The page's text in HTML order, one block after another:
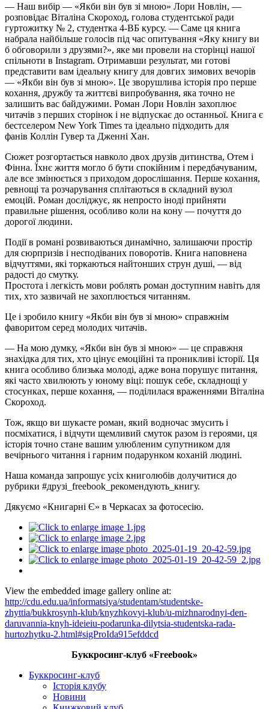
— Наш вибір — «Якби він був зі мною» Лори Новлін, —
розповідає Віталіна Скороход, голова студентської ради
гуртожитку № 2, студентка 4-ВБ курсу. — Саме ця книга
набрала найбільше голосів під час опитування «Яку книгу ви
б обговорили з друзями?», яке ми провели на сторінці нашої
спільноти в Instagram. Отримавши результат, ми готові
представити вам ідеальну книгу для довгих зимових вечорів
— «Якби він був зі мною». Це зворушлива історія про перше
кохання, дружбу та життєві випробування, яка точно не
залишить вас байдужими. Роман Лори Новлін захоплює
читачів з перших сторінок і не відпускає до останньої. Книга є
бестселером New York Times та ідеально підходить для
фанів Коллін Гувер та Дженні Хан.
Сюжет розгортається навколо двох друзів дитинства, Отем і
Фінна. Їхнє життя могло б бути спокійним і передбачуваним,
але все змінюється з приходом дорослішання. Перше кохання,
ревнощі та розчарування сплітаються в складний вузол
емоцій. Роман досліджує, як непросто іноді прийняти
правильне рішення, особливо коли на кону — почуття до
дорогої людини.
Події в романі розвиваються динамічно, залишаючи простір
для сюрпризів і несподіваних поворотів. Книга наповнена
відчуттями, які торкаються найтонших струн душі, — від
радості до смутку.
Простота і легкість мови роблять роман доступним навіть для
тих, хто зазвичай не захоплюється читанням.
Це і зробило книгу «Якби він був зі мною» справжнім
фаворитом серед молодих читачів.
— На мою думку, «Якби він був зі мною» — це справжня
знахідка для тих, хто цінує емоційні та проникливі історії. Ця
книга особливо близька молоді, адже вона порушує питання,
які часто хвилюють у юному віці: пошук себе, складнощі у
стосунках, перше кохання, — поділилася враженнями Віталіна
Скороход.
Тож, якщо ви шукаєте роман, який водночас змусить і
посміхатися, і відчути щемливий смуток разом із героями, ця
історія точно стане вашим улюбленим супутником для
вечірнього читання і гарним подарунком коханій людині.
Наша команда запрошує усіх книголюбів долучитися до
рубрики #друзі_freebook_рекомендують_книгу.
Дякуємо «Книгарні Є» в Черкасах за фотосесію.
View the embedded image gallery online at:
http://cdu.edu.ua/informatsiya/studentam/studentske-
zhyttia/bukkrosynh-klub/knyzhkovyi-klub/u-mizhnarodnyi-den-
daruvannia-knyh-ideieiu-podarunka-dilytsia-studentska-rada-
hurtozhytku-2.html#sigProIda915efddcd
Буккросинг-клуб «Freebook»
Буккросинг-клуб
Історія клубу
Новини